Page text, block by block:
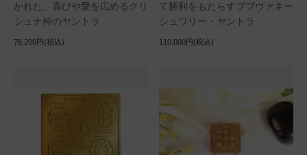
かれた、喜びや愛を広めるクリ
シュナ神のヤントラ
78,200円(税込)
て勝利をもたらすブブヴァネー
シュワリー・ヤントラ
110,000円(税込)